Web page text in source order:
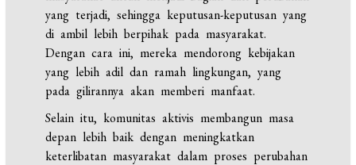
yang terjadi, sehingga keputusan-keputusan yang
di ambil lebih berpihak pada masyarakat.
Dengan cara ini, mereka mendorong kebijakan
yang lebih adil dan ramah lingkungan, yang
pada gilirannya akan memberi manfaat.
Selain itu, komunitas aktivis membangun masa
depan lebih baik dengan meningkatkan
keterlibatan masyarakat dalam proses perubahan